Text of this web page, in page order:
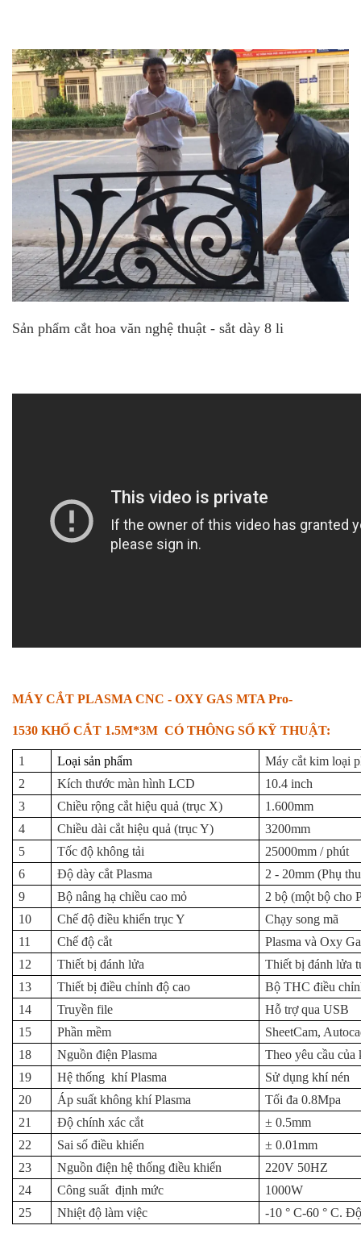
Sản phẩm cắt hoa văn nghệ thuật - sắt dày 8 li
MÁY CẮT PLASMA CNC - OXY GAS MTA Pro-
1530 KHỔ CẮT 1.5M*3M CÓ THÔNG SỐ KỸ THUẬT:
1 Loại sản phẩm
Máy cắt kim loại
2
Kích thước màn hình LCD
10.4 inch
3
Chiều rộng cắt hiệu quả (trục X)
1.600mm
4
Chiều dài cắt hiệu quả (trục Y)
3200mm
5
Tốc độ không tải
25000mm / phút
6
Độ dày cắt Plasma
2 - 20mm (Phụ
9
Bộ nâng hạ chiều cao mỏ
2 bộ (một bộ cho
10
Chế độ điều khiển trục Y
Chạy song mã
11
Chế độ cắt
Plasma và Oxy
12
Thiết bị đánh lửa
Thiết bị đánh lửa
13
Thiết bị điều chỉnh độ cao
Bộ THC điều
14
Truyền file
Hỗ trợ qua USB
15
Phần mềm
SheetCam,
18
Nguồn điện Plasma
Theo yêu cầu của
19
Hệ thống khí Plasma
Sử dụng khí nén
20
Áp suất không khí Plasma
Tối đa 0.8Mpa
21
Độ chính xác cắt
± 0.5mm
22
Sai số điều khiển
± 0.01mm
23
Nguồn điện hệ thống điều khiển
220V 50HZ
24
Công suất định mức
1000W
25
Nhiệt độ làm việc -10 ° C-60 ° C.